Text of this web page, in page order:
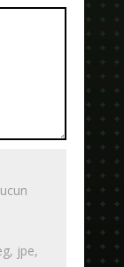
jpe,